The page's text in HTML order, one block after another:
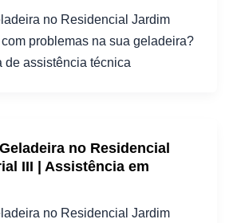
no Residencial Jardim
problemas na sua geladeira?
de assistência técnica
no Residencial
III | Assistência em
no Residencial Jardim